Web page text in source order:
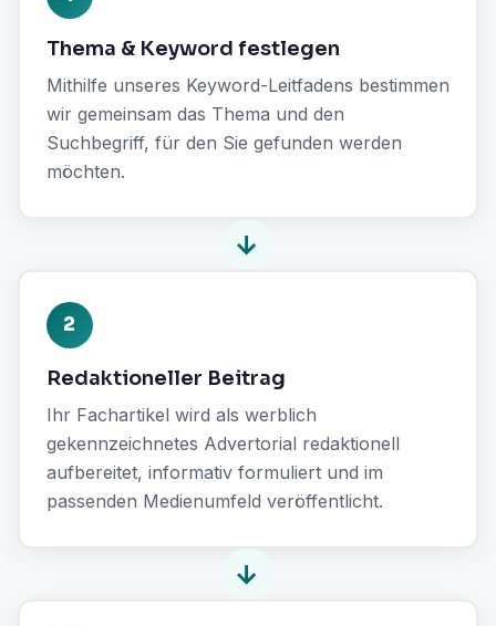
Thema & Keyword festlegen
Mithilfe unseres Keyword-Leitfadens bestimmen
wir gemeinsam das Thema und den
Suchbegriff, für den Sie gefunden werden
möchten.
→
2
Redaktioneller Beitrag
Ihr Fachartikel wird als werblich
gekennzeichnetes Advertorial redaktionell
aufbereitet, informativ formuliert und im
passenden Medienumfeld veröffentlicht.
→